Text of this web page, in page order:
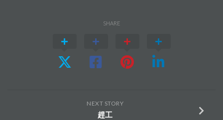
SHARE
NEXT STORY
趕工